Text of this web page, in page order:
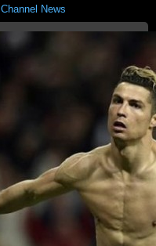
Channel News